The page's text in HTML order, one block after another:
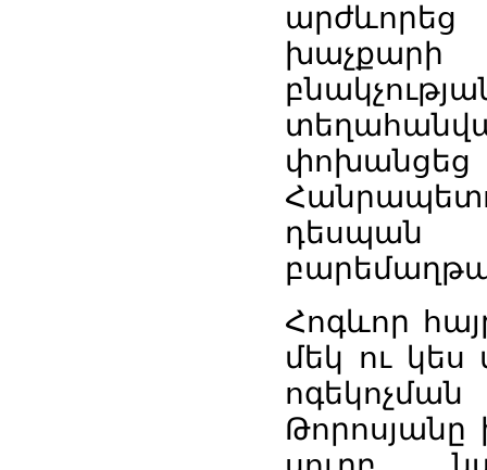
արժևորեց
խաչքարի
փոխանցեց
դեսպան
Հոգևոր
մեկ ու կես
ոգեկոչման
Թորոսյանը